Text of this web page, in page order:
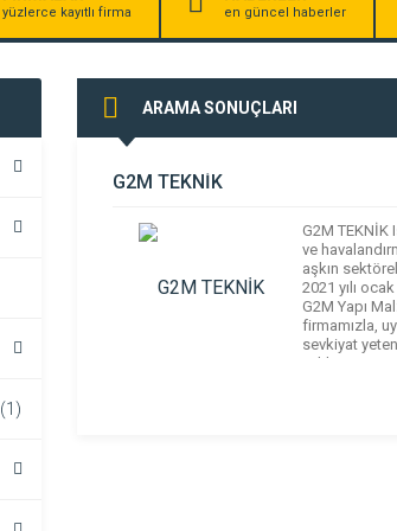
yüzlerce kayıtlı firma en güncel haberler
(1)
ARAMA SONUÇLARI
G2M TEKNİK
G2M TEKNİK
ve
aşkın
2021 yılı
G2M Yapı
firmamızla,
sevkiyat
yaklaşımı,